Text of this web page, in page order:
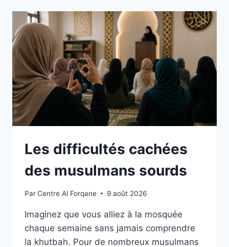
Les difficultés cachées
des musulmans sourds
ParCentre Al Forqane 9 août 2026
Imaginez que vous alliez à la mosquée
chaque semaine sans jamais comprendre
la khutbah. Pour de nombreux musulmans